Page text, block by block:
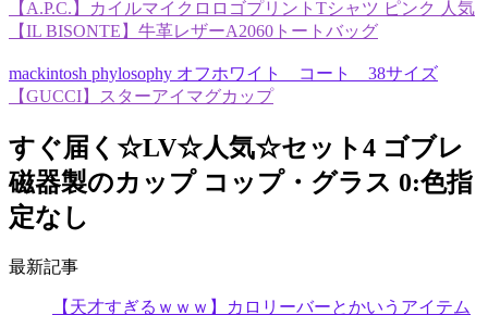
【A.P.C.】カイルマイクロロゴプリントTシャツ ピンク 人気
【IL BISONTE】牛革レザーA2060トートバッグ
mackintosh phylosophy オフホワイト コート 38サイズ
【GUCCI】スターアイマグカップ
すぐ届く☆LV☆人気☆セット4 ゴブレ
磁器製のカップ コップ・グラス 0:色指
定なし
最新記事
【天才すぎるｗｗｗ】カロリーバーとかいうアイテム